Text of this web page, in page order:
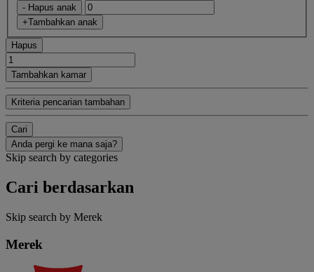
- Hapus anak
+Tambahkan anak
Hapus
Tambahkan kamar
Kriteria pencarian tambahan
Cari
Anda pergi ke mana saja?
Skip search by categories
Cari berdasarkan
Skip search by Merek
Merek